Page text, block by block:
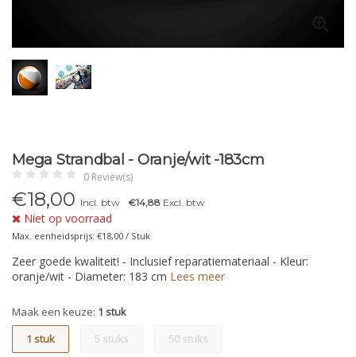
Mega Strandbal - Oranje/wit -183cm
0 Review(s)
€18,00 Incl. btw €14,88 Excl. btw
Niet op voorraad
Max. eenheidsprijs: €18,00 / Stuk
Zeer goede kwaliteit! - Inclusief reparatiemateriaal - Kleur:
oranje/wit - Diameter: 183 cm Lees meer
Maak een keuze: 1 stuk
1 stuk
5 stuks 50 stuks